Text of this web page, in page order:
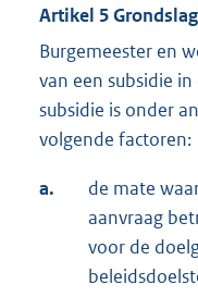
Artikel 5
Burgemeester en
van een subsidie
subsidie is onder
volgende factoren:
a.
de mate
aanvraag
voor de